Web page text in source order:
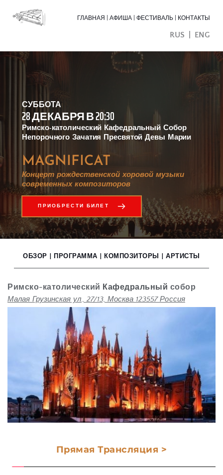
ГЛАВНАЯ АФИША | ФЕСТИВАЛЬ | КОНТАКТЫ
RUS ENG
СУББОТА
28 ДЕКАБРЯ В 20:30
Римско-католический Кафедральный Собор
Непорочного Зачатия Пресвятой Девы Марии
MAGNIFICAT
Концерт рождественской хоровой музыки
современных композиторов
ПРИОБРЕСТИ БИЛЕТ
ОБЗОР
  |
ПРОГРАММА
  |
КОМПОЗИТОРЫ | АРТИСТЫ
Римско-католический Кафедральный собор
Малая Грузинская ул., 27/13, Москва 123557 Россия
Прямая Трансляция >